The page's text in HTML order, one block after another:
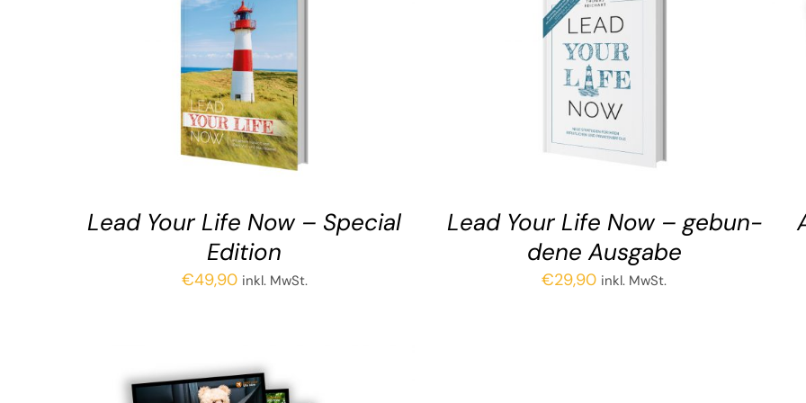
Lead Your Life Now – Spe­cial
Edition
€49,90 inkl. MwSt.
Lead Your Life Now – gebun­
de­ne Ausgabe
€29,90 inkl. MwSt.